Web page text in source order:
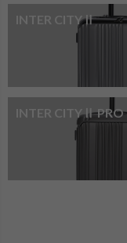
INTER CITYⅡ
INTER CITYⅡ PRO